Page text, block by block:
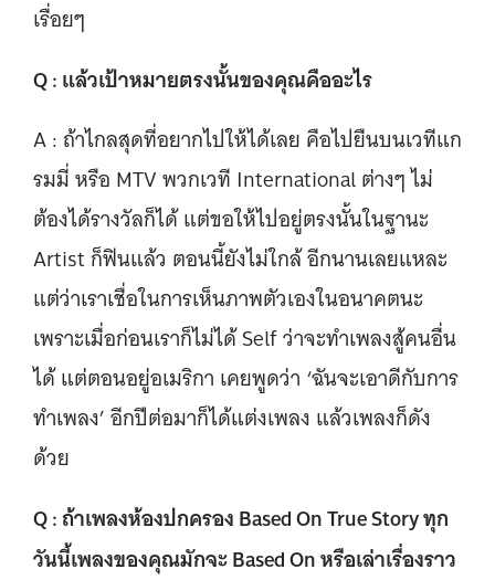
เรื่อยๆ
Q : แล้วเป้าหมายตรงนั้นของคุณคืออะไร
A : ถ้าไกลสุดที่อยากไปให้ได้เลย คือไปยืนบนเวทีแก
รมมี่ หรือ MTV พวกเวที International ต่างๆ ไม่
ต้องได้รางวัลก็ได้ แต่ขอให้ไปอยู่ตรงนั้นในฐานะ
Artist ก็ฟินแล้ว ตอนนี้ยังไม่ใกล้ อีกนานเลยแหละ
แต่ว่าเราเชื่อในการเห็นภาพตัวเองในอนาคตนะ
เพราะเมื่อก่อนเราก็ไม่ได้ Self ว่าจะทำเพลงสู้คนอื่น
ได้ แต่ตอนอยู่อเมริกา เคยพูดว่า ‘ฉันจะเอาดีกับการ
ทำเพลง’ อีกปีต่อมาก็ได้แต่งเพลง แล้วเพลงก็ดัง
ด้วย
Q : ถ้าเพลงห้องปกครอง Based On True Story ทุก
วันนี้เพลงของคุณมักจะ Based On หรือเล่าเรื่องราว